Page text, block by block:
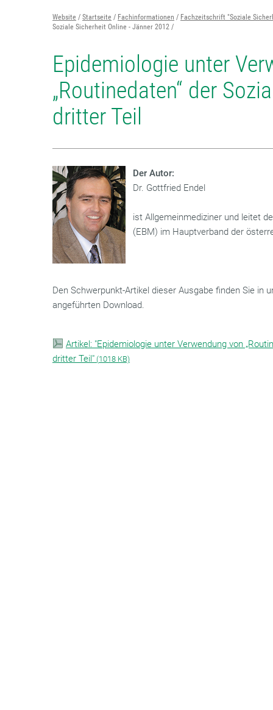
Website Startseite Fachinformationen
Fachzeitschrift "Soziale
Soziale Sicherheit Online - Jänner 2012
Epidemiologie unter
„Routinedaten“ der
dritter Teil
Der Autor:
Dr. Gottfried Endel
ist Allgemeinmediziner und leitet
(EBM) im Hauptverband der
Den Schwerpunkt-Artikel dieser Ausgabe finden Sie in
angeführten Download.
Artikel: "Epidemiologie unter Verwendung von
dritter Teil" (1018 KB)